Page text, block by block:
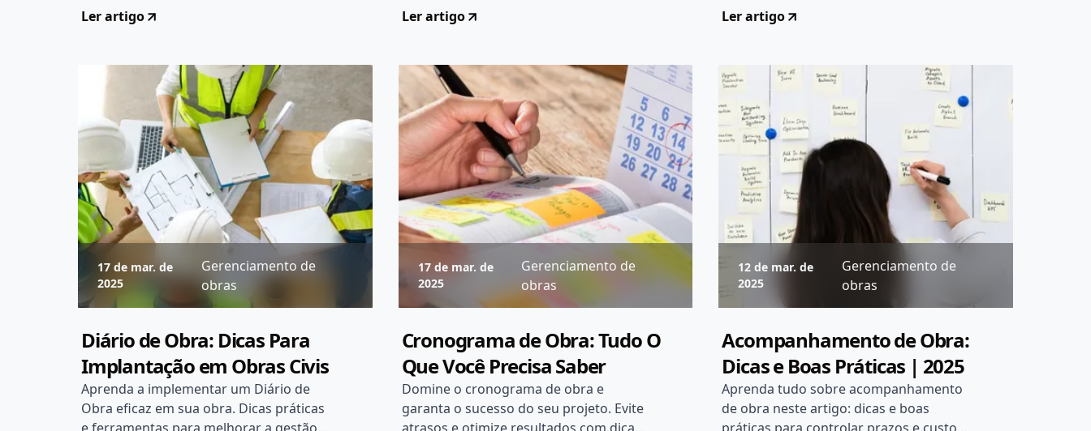
Ler artigo
Ler artigo
Ler artigo
17 de mar. de
2025
Gerenciamento de
obras
Diário de Obra: Dicas Para
Implantação em Obras Civis
Aprenda a implementar um Diário de
Obra eficaz em sua obra. Dicas práticas
17 de mar. de
2025
Gerenciamento de
obras
Cronograma de Obra: Tudo O
Que Você Precisa Saber
Domine o cronograma de obra e
garanta o sucesso do seu projeto. Evite
12 de mar. de
2025
Gerenciamento de
obras
Acompanhamento de Obra:
Dicas e Boas Práticas | 2025
Aprenda tudo sobre acompanhamento
de obra neste artigo: dicas e boas